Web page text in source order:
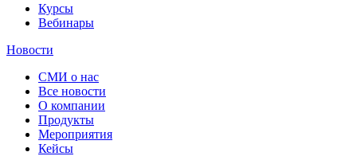
Курсы
Вебинары
Новости
СМИ о нас
Все новости
О компании
Продукты
Мероприятия
Кейсы